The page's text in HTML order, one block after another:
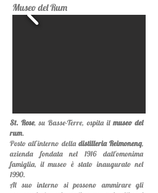
Museo del Rum
St. Rose, su Basse-Terre, ospita ilmuseo del
rum.
Posto all’interno della distilleria Reimonenq,
azienda fondata nel 1916 dall'omonima
famiglia, il museo è stato inaugurato nel
1990.
Al suo interno si possono ammirare gli